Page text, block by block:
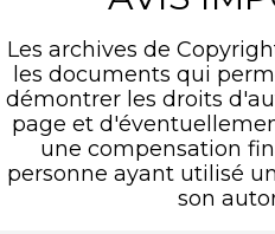
Les archives de
les documents qui
démontrer les droits
page et
une compensation
personne ayant utilisé
son